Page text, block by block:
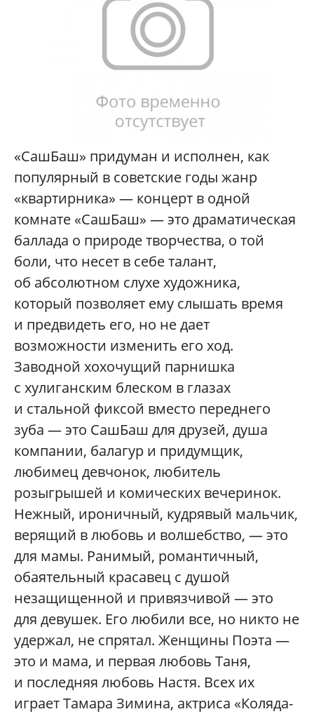
«СашБаш» придуман и исполнен, как
популярный в советские годы жанр
«квартирника» — концерт в одной
комнате «СашБаш» — это драматическая
баллада о природе творчества, о той
боли, что несет в себе талант,
об абсолютном слухе художника,
который позволяет ему слышать время
и предвидеть его, но не дает
возможности изменить его ход.
Заводной хохочущий парнишка
с хулиганским блеском в глазах
и стальной фиксой вместо переднего
зуба — это СашБаш для друзей, душа
компании, балагур и придумщик,
любимец девчонок, любитель
розыгрышей и комических вечеринок.
Нежный, ироничный, кудрявый мальчик,
верящий в любовь и волшебство, — это
для мамы. Ранимый, романтичный,
обаятельный красавец с душой
незащищенной и привязчивой — это
для девушек. Его любили все, но никто не
удержал, не спрятал. Женщины Поэта —
это и мама, и первая любовь Таня,
и последняя любовь Настя. Всех их
играет Тамара Зимина, актриса «Коляда-